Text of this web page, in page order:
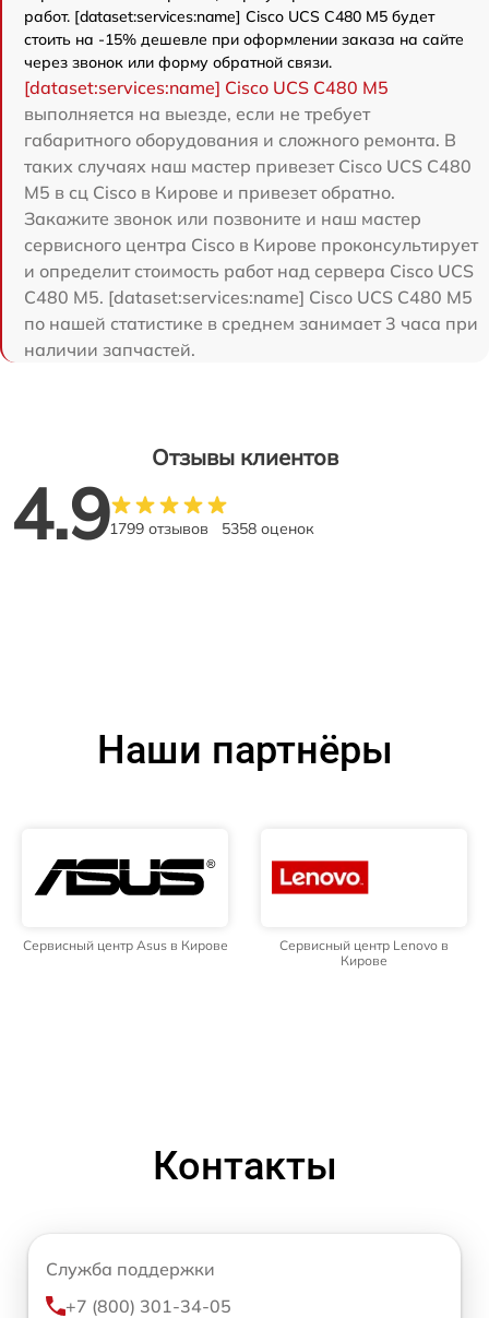
работ. [dataset:services:name] Cisco UCS C480 M5 будет
стоить на -15% дешевле при оформлении заказа на сайте
через звонок или форму обратной связи.
[dataset:services:name] Cisco UCS C480 M5
выполняется на выезде, если не требует
габаритного оборудования и сложного ремонта. В
таких случаях наш мастер привезет Cisco UCS C480
M5 в сц Cisco в Кирове и привезет обратно.
Закажите звонок или позвоните и наш мастер
сервисного центра Cisco в Кирове проконсультирует
и определит стоимость работ над сервера Cisco UCS
C480 M5. [dataset:services:name] Cisco UCS C480 M5
по нашей статистике в среднем занимает 3 часа при
наличии запчастей.
Отзывы клиентов
4.91799 отзывов 5358 оценок
Наши партнёры
Сервисный центр Asus в Кирове
Сервисный центр Lenovo в
Кирове
Контакты
Служба поддержки
+7 (800) 301-34-05